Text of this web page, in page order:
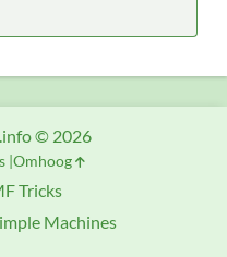
Tricks
Machines
© 2026
Omhoog